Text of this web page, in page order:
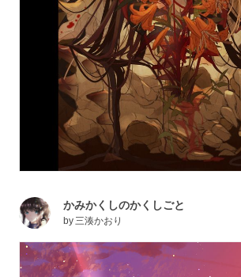
かみかくしのかくしごと
by 三湊かおり